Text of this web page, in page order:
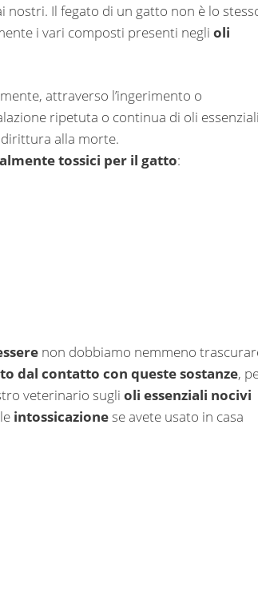
Il fegato di un gatto non è lo
i vari composti presenti negli oli
attraverso l’ingerimento o
ripetuta o continua di oli
alla morte.
tossici per il gatto:
non dobbiamo nemmeno
dal contatto con queste sostanze,
veterinario sugli oli essenziali nocivi
intossicazionese avete usato in casa